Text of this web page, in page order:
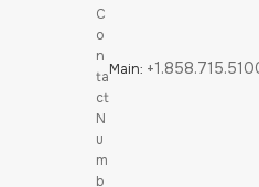
Main: